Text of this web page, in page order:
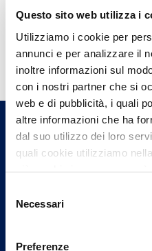
Questo sito web utilizza i
Utilizziamo i cookie per
annunci e per analizzare il
inoltre informazioni sul
con i nostri partner che si
web e di pubblicità, i quali
altre informazioni che ha
dal suo utilizzo dei loro
quali cookie utilizziamo
più su chi siamo, come
può trovare nel footer del
delNecessari
Preferenze
Hai bisogno
Trova l'Agenzia più
un nostro Agente.
Contattaci